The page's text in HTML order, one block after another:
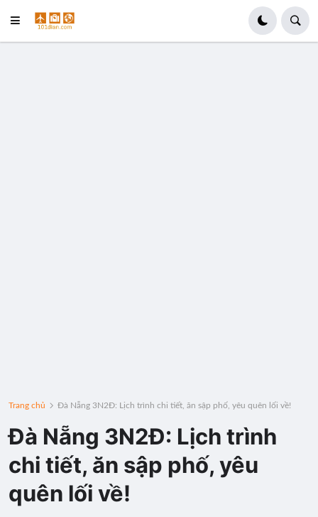
Trang chủ Đà Nẵng 3N2Đ: Lịch trình chi tiết, ăn sập phố, yêu quên lối về!
Đà Nẵng 3N2Đ: Lịch trình
chi tiết, ăn sập phố, yêu
quên lối về!